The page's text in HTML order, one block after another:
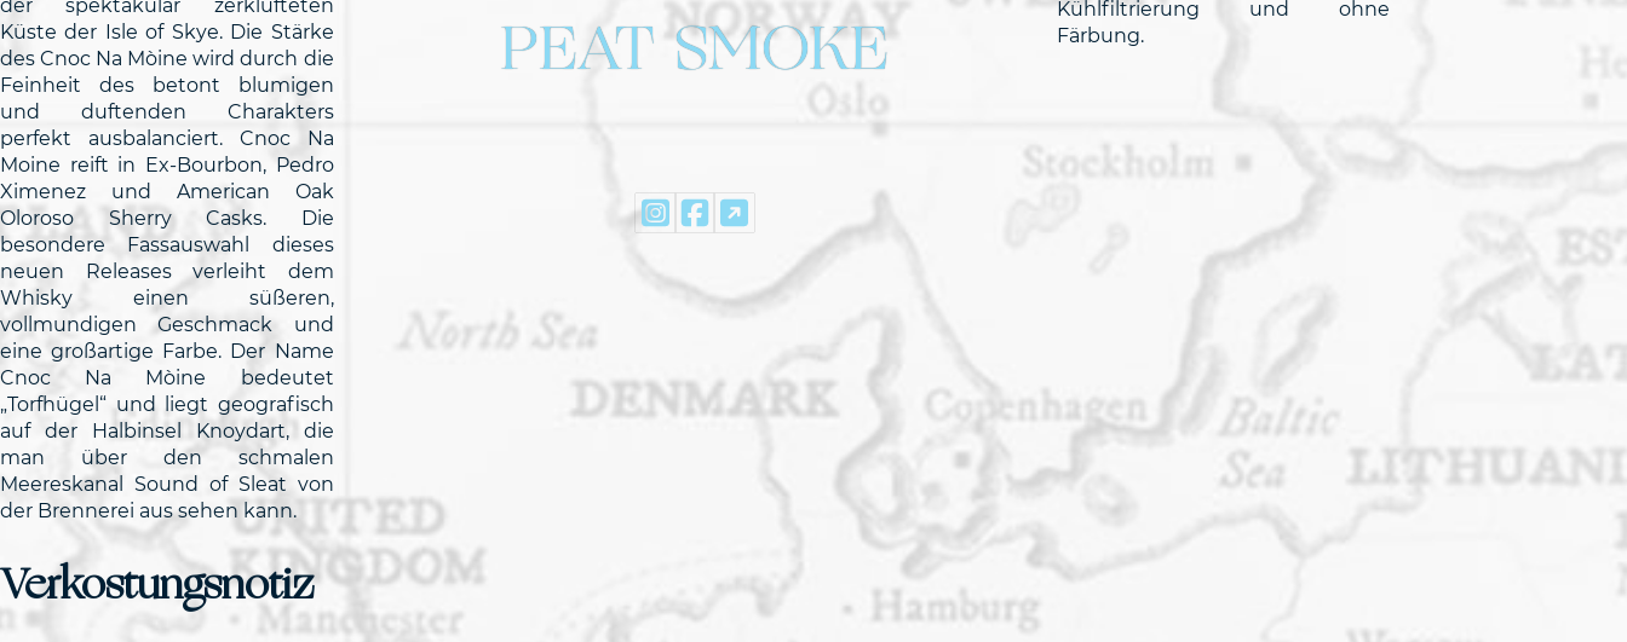
der spektakulär zerklüfteten
Küste der Isle of Skye. Die Stärke
des Cnoc Na Mòine wird durch die
Feinheit des betont blumigen
und duftenden Charakters
perfekt ausbalanciert. Cnoc Na
Moine reift in Ex-Bourbon, Pedro
Ximenez und American Oak
Oloroso Sherry Casks. Die
besondere Fassauswahl dieses
neuen Releases verleiht dem
Whisky einen süßeren,
vollmundigen Geschmack und
eine großartige Farbe. Der Name
Cnoc Na Mòine bedeutet
„Torfhügel“ und liegt geografisch
auf der Halbinsel Knoydart, die
man über den schmalen
Meereskanal Sound of Sleat von
der Brennerei aus sehen kann.
Verkostungsnotiz
PEAT SMOKE
Kühlfiltrierung und ohne
Färbung.